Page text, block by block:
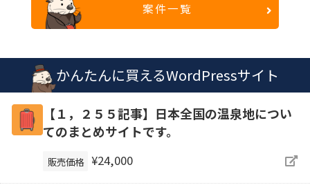
案件一覧
かんたんに買えるWordPressサイト
【１，２５５記事】日本全国の温泉地につい
てのまとめサイトです。
販売価格 ¥24,000